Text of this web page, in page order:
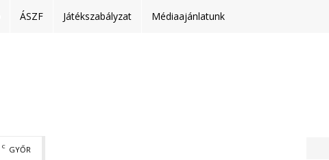
ÁSZF Játékszabályzat Médiaajánlatunk
C GYŐR